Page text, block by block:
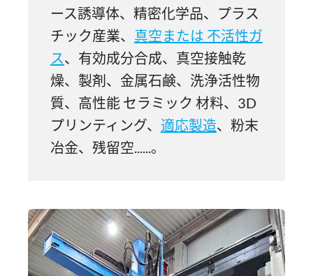
ース誘導体、精密化学品、プラス
チック産業、 真空または 不活性ガ
ス、有効成分合成、真空接触乾
燥、製剤、金属石鹸、洗浄活性物
質、高性能 セラミック 材料、3D
プリンティング、 適応製造、粉末
冶金、残留空......。